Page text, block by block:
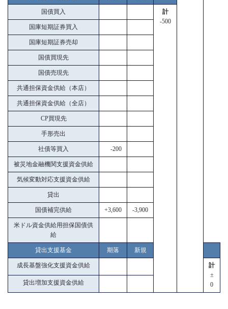
国債買入
計
-500
国庫短期証券買入
国庫短期証券売却
国債買現先
国債売現先
共通担保資金供給（本店）
共通担保資金供給（全店）
CP買現先
手形売出
社債等買入 -200
被災地金融機関支援資金供給
気候変動対応支援資金供給
貸出
国債補完供給 +3,600 -3,900
米ドル資金供給用担保国債供
給
貸出支援基金 期落 新規
成長基盤強化支援資金供給
計
±
0
貸出増加支援資金供給